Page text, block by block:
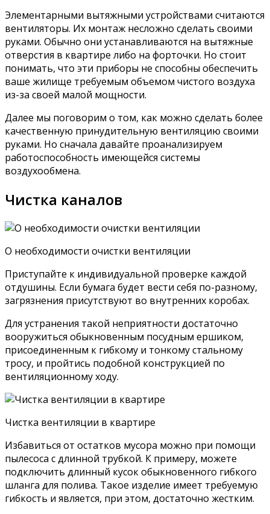
Элементарными вытяжными устройствами считаются
вентиляторы. Их монтаж несложно сделать своими
руками. Обычно они устанавливаются на вытяжные
отверстия в квартире либо на форточки. Но стоит
понимать, что эти приборы не способны обеспечить
ваше жилище требуемым объемом чистого воздуха
из-за своей малой мощности.
Далее мы поговорим о том, как можно сделать более
качественную принудительную вентиляцию своими
руками. Но сначала давайте проанализируем
работоспособность имеющейся системы
воздухообмена.
Чистка каналов
О необходимости очистки вентиляции
Приступайте к индивидуальной проверке каждой
отдушины. Если бумага будет вести себя по-разному,
загрязнения присутствуют во внутренних коробах.
Для устранения такой неприятности достаточно
вооружиться обыкновенным посудным ершиком,
присоединенным к гибкому и тонкому стальному
тросу, и пройтись подобной конструкцией по
вентиляционному ходу.
Чистка вентиляции в квартире
Избавиться от остатков мусора можно при помощи
пылесоса с длинной трубкой. К примеру, можете
подключить длинный кусок обыкновенного гибкого
шланга для полива. Такое изделие имеет требуемую
гибкость и является, при этом, достаточно жестким.